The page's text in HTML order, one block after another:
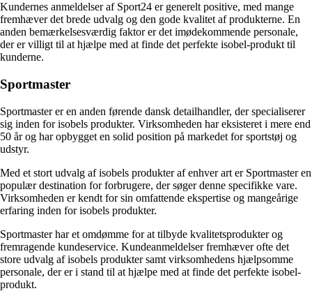
Kundernes anmeldelser af Sport24 er generelt positive, med mange
fremhæver det brede udvalg og den gode kvalitet af produkterne. En
anden bemærkelsesværdig faktor er det imødekommende personale,
der er villigt til at hjælpe med at finde det perfekte isobel-produkt til
kunderne.
Sportmaster
Sportmaster er en anden førende dansk detailhandler, der specialiserer
sig inden for isobels produkter. Virksomheden har eksisteret i mere end
50 år og har opbygget en solid position på markedet for sportstøj og
udstyr.
Med et stort udvalg af isobels produkter af enhver art er Sportmaster en
populær destination for forbrugere, der søger denne specifikke vare.
Virksomheden er kendt for sin omfattende ekspertise og mangeårige
erfaring inden for isobels produkter.
Sportmaster har et omdømme for at tilbyde kvalitetsprodukter og
fremragende kundeservice. Kundeanmeldelser fremhæver ofte det
store udvalg af isobels produkter samt virksomhedens hjælpsomme
personale, der er i stand til at hjælpe med at finde det perfekte isobel-
produkt.